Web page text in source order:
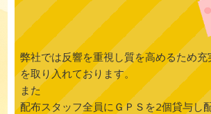
弊社では反響を重視し質を高めるため
を取り入れております。
また
配布スタッフ全員にＧＰＳを2個貸与し